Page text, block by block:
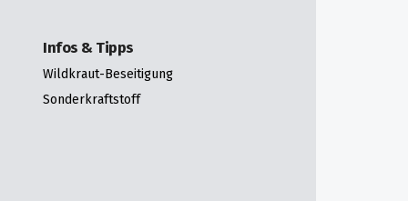
Infos & Tipps
Wildkraut-Beseitigung
Sonderkraftstoff